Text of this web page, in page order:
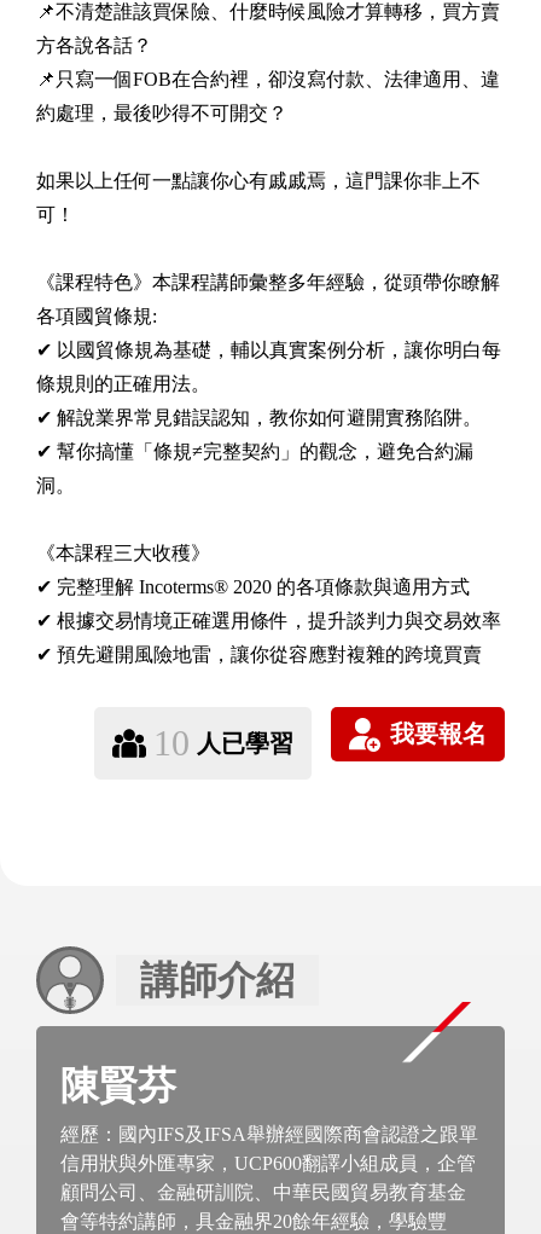
📌不清楚誰該買保險、什麼時候風險才算轉移，買方賣
方各說各話？
📌只寫一個FOB在合約裡，卻沒寫付款、法律適用、違
約處理，最後吵得不可開交？
如果以上任何一點讓你心有戚戚焉，這門課你非上不
可！
《課程特色》本課程講師彙整多年經驗，從頭帶你瞭解
各項國貿條規:
✔ 以國貿條規為基礎，輔以真實案例分析，讓你明白每
條規則的正確用法。
✔ 解說業界常見錯誤認知，教你如何避開實務陷阱。
✔ 幫你搞懂「條規≠完整契約」的觀念，避免合約漏
洞。
《本課程三大收穫》
✔ 完整理解 Incoterms® 2020 的各項條款與適用方式
✔ 根據交易情境正確選用條件，提升談判力與交易效率
✔ 預先避開風險地雷，讓你從容應對複雜的跨境買賣
10 人已學習
講師介紹
陳賢芬
經歷：國內IFS及IFSA舉辦經國際商會認證之跟單
信用狀與外匯專家，UCP600翻譯小組成員，企管
顧問公司、金融研訓院、中華民國貿易教育基金
會等特約講師，具金融界20餘年經驗，學驗豐